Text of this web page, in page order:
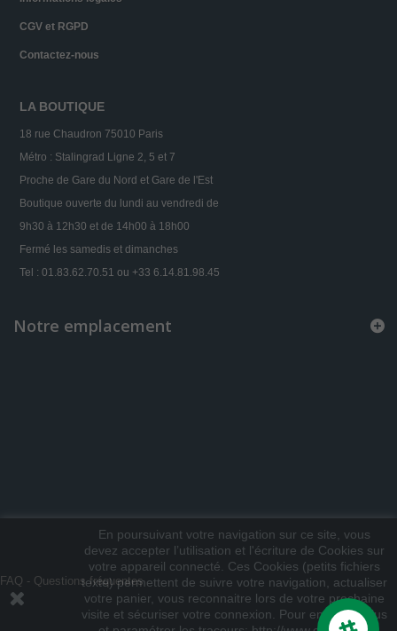
CGV et RGPD
Contactez-nous
LA BOUTIQUE
18 rue Chaudron 75010 Paris
Métro : Stalingrad Ligne 2, 5 et 7
Proche de Gare du Nord et Gare de l'Est
Boutique ouverte du lundi au vendredi de
9h30 à 12h30 et de 14h00 à 18h00
Fermé les samedis et dimanches
Tel : 01.83.62.70.51 ou +33 6.14.81.98.45
En poursuivant votre navigation sur ce site, vous
devez accepter l’utilisation et l'écriture de Cookies sur
votre appareil connecté. Ces Cookies (petits fichiers
texte) permettent de suivre votre navigation, actualiser
votre panier, vous reconnaitre lors de votre prochaine
visite et sécuriser votre connexion. Pour en savoir plus
Notre emplacement
FAQ - Questions fréquentes